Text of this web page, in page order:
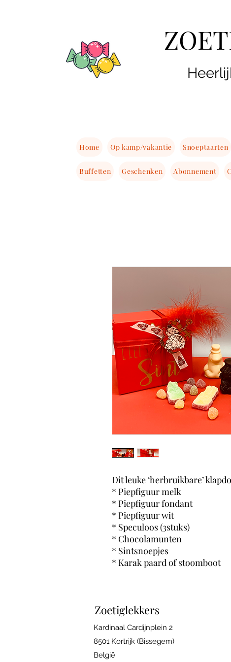
Home Op kamp/vakantie Snoeptaarten
Buffetten Geschenken Abonnement
Dit leuke ‘herbruikbare’
* Piepfiguur melk
* Piepfiguur fondant
* Piepfiguur wit
* Speculoos (3stuks)
* Chocolamunten
* Sintsnoepjes
* Karak paard of stoomboot
Zoetiglekkers
Kardinaal Cardijnplein 2
8501 Kortrijk (Bissegem)
België